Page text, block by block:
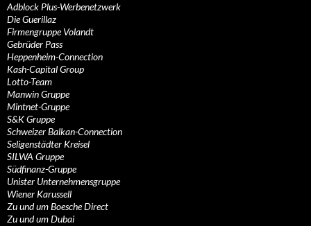
Adblock Plus-Werbenetzwerk
Die Guerillaz
Firmengruppe Volandt
Gebrüder Pass
Heppenheim-Connection
Kash-Capital Group
Lotto-Team
Manwin Gruppe
Mintnet-Gruppe
S&K Gruppe
Schweizer Balkan-Connection
Seligenstädter Kreisel
SILWA Gruppe
Südfinanz-Gruppe
Unister Unternehmensgruppe
Wiener Karussell
Zu und um Boesche Direct
Zu und um Dubai